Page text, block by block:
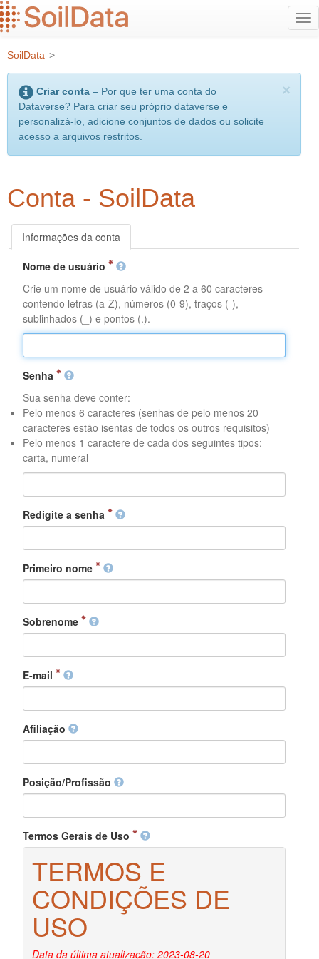
Ir
para
conteúdo
principal
SoilData >
×
Criar conta – Por que ter uma conta do
Dataverse? Para criar seu próprio dataverse e
personalizá-lo, adicione conjuntos de dados ou solicite
acesso a arquivos restritos.
Conta - SoilData
Informações da conta
Nome de usuário
Crie um nome de usuário válido de 2 a 60 caracteres
contendo letras (a-Z), números (0-9), traços (-),
sublinhados (_) e pontos (.).
Senha
Sua senha deve conter:
Pelo menos 6 caracteres (senhas de pelo menos 20
caracteres estão isentas de todos os outros requisitos)
Pelo menos 1 caractere de cada dos seguintes tipos:
carta, numeral
Redigite a senha
Primeiro nome
Sobrenome
E-mail
Afiliação
Posição/Profissão
Termos Gerais de Uso
TERMOS E
CONDIÇÕES DE
USO
Data da última atualização: 2023-08-20